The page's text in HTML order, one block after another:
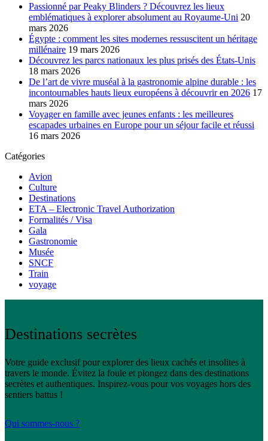
Passionné par Peaky Blinders ? Découvrez les lieux
emblématiques à explorer absolument au Royaume-Uni 20
mars 2026
Égypte : comment les sites modernes ressuscitent un héritage
millénaire 19 mars 2026
Découvrez les parcs nationaux les plus prisés des États-Unis
18 mars 2026
De l’art de vivre muséal à la gastronomie alpine durable : les
incontournables hauts lieux européens à découvrir en 2026 17
mars 2026
Voyager en famille avec jeunes enfants : les meilleures
escapades urbaines en Europe pour un séjour facile et réussi
16 mars 2026
Catégories
Avion
Culture
Destinations
ETA – Electronic Travel Authorization
Formalités / Visa
Gala
Gastronomie
Musée
SNCF
Train
voyage
Destinations secrètes
Votre guide exclusif pour explorer des lieux cachés et insolites à
travers le monde. Évitez la foule et plongez dans des destinations
secrètes et authentiques. Inspirez-vous pour vos voyages hors des
sentiers battus !
Qui sommes-nous ?